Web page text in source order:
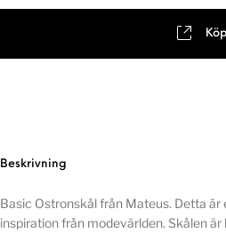
Beskrivning
Basic Ostronskål från Mateus. Detta
inspiration från modevärlden. Skålen